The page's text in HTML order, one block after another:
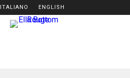
ITALIANO ENGLISH